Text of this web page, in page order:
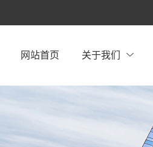
网站首页 关于我们